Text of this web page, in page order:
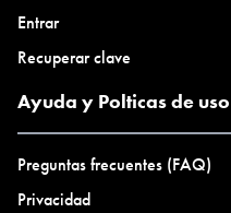
Entrar
Recuperar clave
Ayuda y Polticas de uso
Preguntas frecuentes (FAQ)
Privacidad